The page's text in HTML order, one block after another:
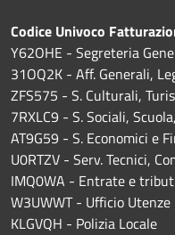
Codice Univoco
Y62OHE - Segreteria
31OQ2K - Aff. Generali,
ZFS575 - S. Culturali,
7RXLC9 - S. Sociali,
AT9G59 - S. Economici e
U0RTZV - Serv. Tecnici,
IMQ0WA - Entrate e
W3UWWT - Ufficio Utenze
KLGVQH - Polizia Locale